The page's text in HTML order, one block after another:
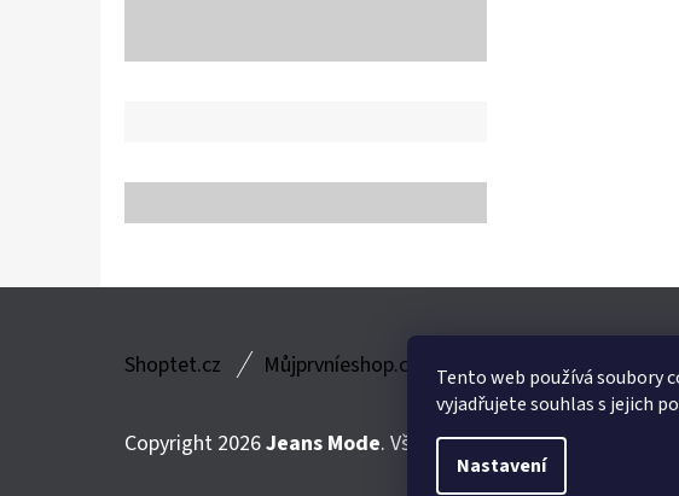
Tento web používá soubory
vyjadřujete souhlas s jejich
Nastavení
Shoptet.cz
Můjprvníeshop.cz
Copyright 2026Jeans Mode. Všechna práva vyhrazena.